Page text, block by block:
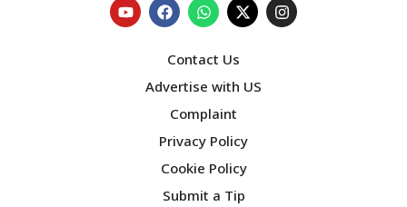
Contact Us
Advertise with US
Complaint
Privacy Policy
Cookie Policy
Submit a Tip